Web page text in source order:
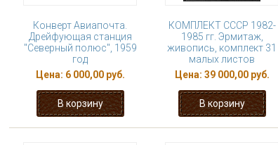
Конверт Авиапочта.
Дрейфующая станция
"Северный полюс", 1959
год
Цена: 6 000,00 руб.
КОМПЛЕКТ СССР 1982-
1985 гг. Эрмитаж,
живопись, комплект 31
малых листов
Цена: 39 000,00 руб.